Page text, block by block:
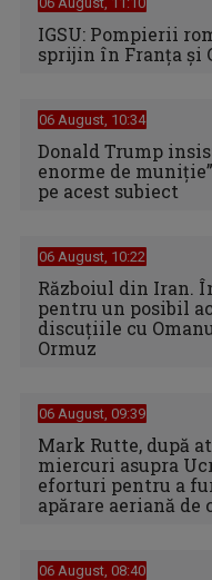
IGSU: Pompierii
sprijin în Franţa şi
06 August, 10:34
Donald Trump
enorme de
pe acest subiect
06 August, 10:22
Războiul din Iran.
pentru un posibil
discuțiile cu
Ormuz
06 August, 09:39
Mark Rutte, după
miercuri asupra
eforturi pentru a
apărare aeriană de
06 August, 08:40